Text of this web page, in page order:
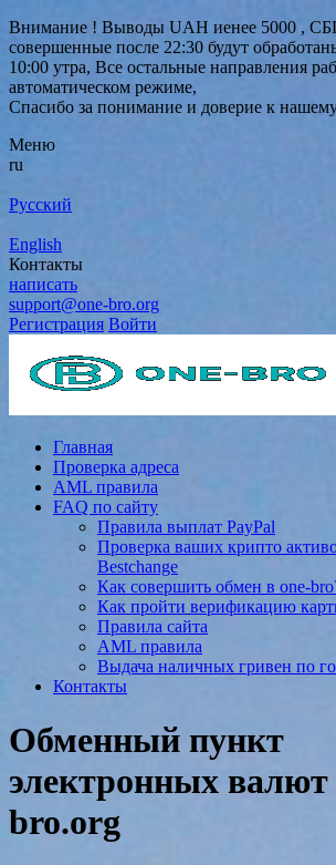
Внимание ! Выводы UAH иенее 5000 ,
совершенные после 22:30 будут
10:00 утра, Все остальные направления
автоматическом режиме,
Спасибо за понимание и доверие к
Меню
ru
Русский
English
Контакты
написать
support@one-bro.org
Регистрация Войти
Главная
Проверка адреса
AML правила
FAQ по сайту
Правила выплат PayPal
Проверка ваших крипто
Bestchange
Как совершить обмен в one-
Как пройти верификацию
Правила сайта
AML правила
Выдача наличных гривен по
Контакты
Обменный пункт
электронных валют
bro.org